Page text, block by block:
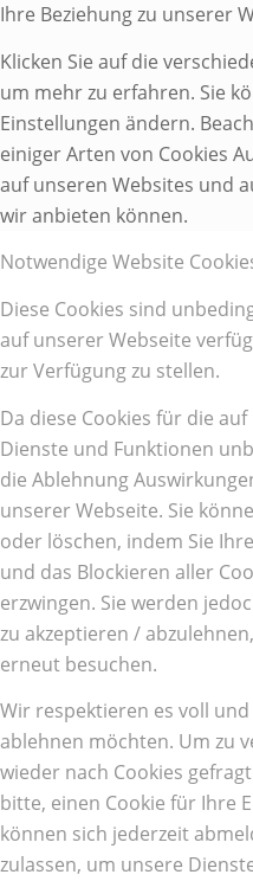
Ihre Beziehung zu unserer
Klicken Sie auf die
um mehr zu erfahren. Sie
Einstellungen ändern.
einiger Arten von Cookies
auf unseren Websites und
wir anbieten können.
Notwendige Website
Diese Cookies sind
auf unserer Webseite
zur Verfügung zu stellen.
Da diese Cookies für die
Dienste und Funktionen
die Ablehnung
unserer Webseite. Sie
oder löschen, indem Sie
und das Blockieren aller
erzwingen. Sie werden
zu akzeptieren /
erneut besuchen.
Wir respektieren es voll und
ablehnen möchten. Um zu
wieder nach Cookies
bitte, einen Cookie für Ihre
können sich jederzeit
zulassen, um unsere